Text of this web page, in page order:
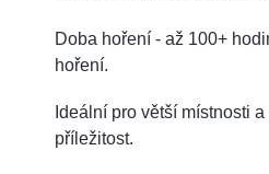
Doba hoření - až 100+
hoření.
Ideální pro větší místnosti
příležitost.